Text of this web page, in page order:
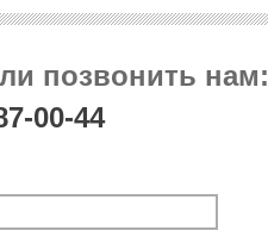
позвонить нам:
00-44